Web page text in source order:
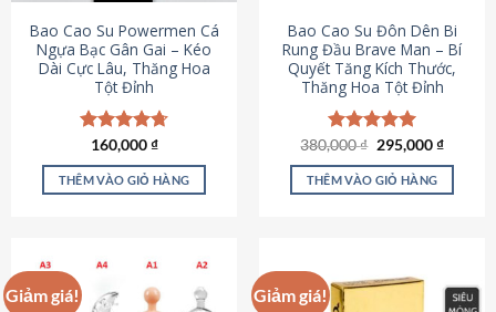
chọn
trên
trang
sản
phẩm
Bao Cao Su Powermen Cá
Ngựa Bạc Gân Gai – Kéo
Dài Cực Lâu, Thăng Hoa
Tột Đỉnh
Được xếp
hạng4.73
5 sao
160,000₫
THÊM VÀO GIỎ HÀNG
Bao Cao Su Đôn Dên Bi
Rung Đầu Brave Man – Bí
Quyết Tăng Kích Thước,
Thăng Hoa Tột Đỉnh
Được xếp
hạng5.00
5 sao
380,000₫ Giá
là:
380,000 ₫.
295,000₫Giá
tại
THÊM VÀO GIỎ HÀNG
Giảm giá! Giảm giá!